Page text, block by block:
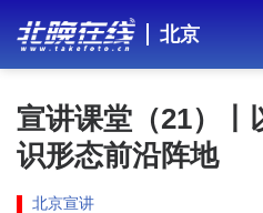
北京
宣讲课堂（21）丨
识形态前沿阵地
北京宣讲